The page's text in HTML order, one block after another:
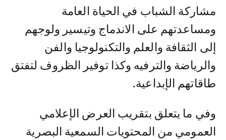
مشاركة الشباب في الحياة العامة
ومساعدتهم على الاندماج وتيسير ولوجهم
إلى الثقافة والعلم والتكنولوجيا والفن
والرياضة والترفيه وكذا توفير الظروف لتفتق
طاقاتهم الإبداعية.
وفي ما يتعلق بتقريب العرض الإعلامي
العمومي من المحتويات السمعية البصرية